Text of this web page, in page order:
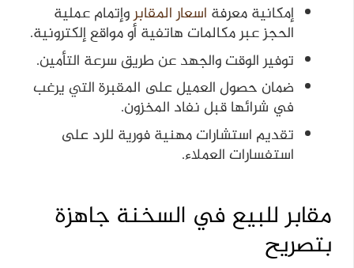
إمكانية معرفة اسعار المقابروإتمام عملية
الحجز عبر مكالمات هاتفية أو مواقع إلكترونية.
توفير الوقت والجهد عن طريق سرعة التأمين.
ضمان حصول العميل على المقبرة التي يرغب
في شرائها قبل نفاد المخزون.
تقديم استشارات مهنية فورية للرد على
استفسارات العملاء.
مقابر للبيع في السخنة جاهزة
بتصريح